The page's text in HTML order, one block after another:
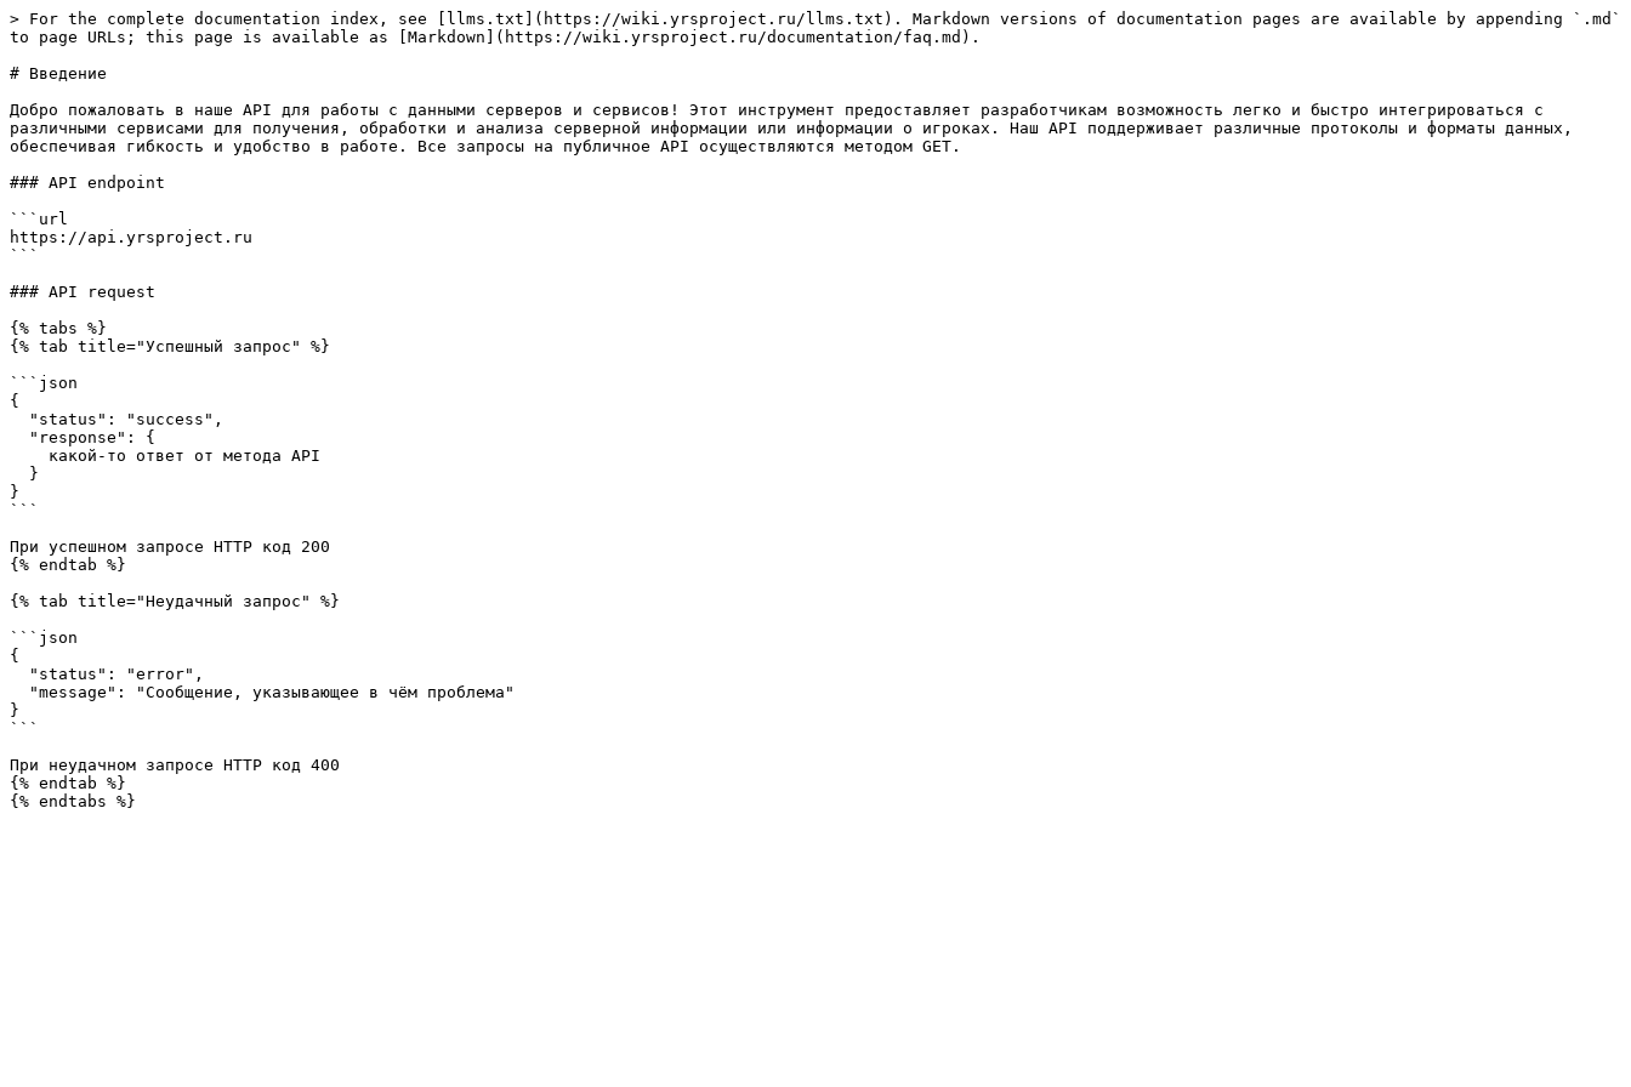
> For the complete documentation index, see [llms.txt](https://wiki.yrsproject.ru/llms.txt). Markdown versions of documentation pages are available by appending `.md`
to page URLs; this page is available as [Markdown](https://wiki.yrsproject.ru/documentation/faq.md).
# Введение
Добро пожаловать в наше API для работы с данными серверов и сервисов! Этот инструмент предоставляет разработчикам возможность легко и быстро интегрироваться с
различными сервисами для получения, обработки и анализа серверной информации или информации о игроках. Наш API поддерживает различные протоколы и форматы данных,
обеспечивая гибкость и удобство в работе. Все запросы на публичное API осуществляются методом GET.
### API endpoint
```url
https://api.yrsproject.ru
```
### API request
{% tabs %}
{% tab title="Успешный запрос" %}
```json
{
}
```
При успешном запросе HTTP код 200
{% endtab %}
{% tab title="Неудачный запрос" %}
```json
{
}
```
При неудачном запросе HTTP код 400
{% endtab %}